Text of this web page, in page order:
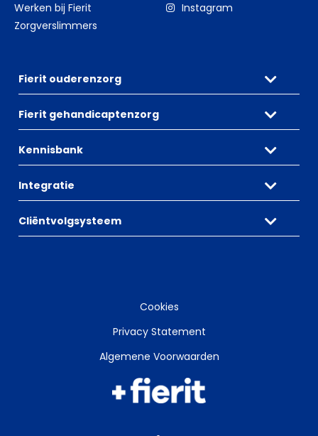
Werken bij Fierit
Zorgverslimmers
Instagram
Fierit ouderenzorg
Fierit gehandicaptenzorg
Kennisbank
Integratie
Cliëntvolgsysteem
Cookies
Privacy Statement
Algemene Voorwaarden
Open
link